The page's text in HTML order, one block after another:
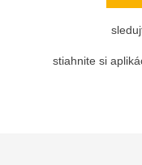
stiahnite si